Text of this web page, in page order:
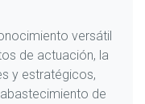
versátil
de actuación, la
y estratégicos,
de